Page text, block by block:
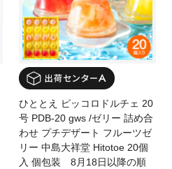
ひととえ ピッコロドルチェ 20
号 PDB-20 gws /ゼリー 詰め合
わせ プチデザート フルーツゼ
リー 中島大祥堂 Hitotoe 20個
入 個包装 8月18日以降の順